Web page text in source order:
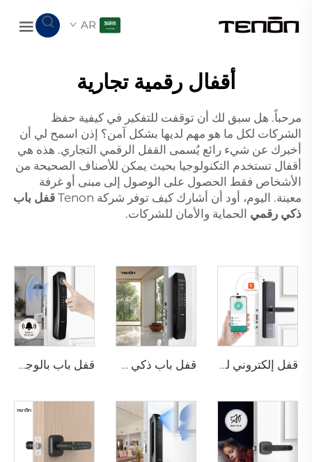
AR
أقفال رقمية تجارية
مرحباً. هل سبق لك أن توقفت للتفكير في كيفية حفظ
الشركات لكل ما هو مهم لديها بشكل آمن؟ إذن اسمح لي أن
أخبرك عن شيء رائع يُسمى القفل الرقمي التجاري. هذه هي
أقفال تستخدم التكنولوجيا بحيث يمكن للأصناف الصحيحة من
الأشخاص فقط الحصول على الوصول إلى مبنى أو غرفة
معينة. اليوم، أود أن أشارك كيف توفر شركة Tenon
قفل باب
ذكي رقمي الحماية والأمان للشركات.
قفل إلكتروني للباب السكني مع مقبض بصمة الإصبع عبر تطبيق Tuya K6 قفل باب ذكي رقمي باستخدام بصمة الإصبع لتطبيق Tuya Tenon D7 Pro قفل باب بالوجه ثلاثي الأبعاد مع كاميرا وبصمة الإصبع وكلمة المرور والأوردة Tenon A9 Pro